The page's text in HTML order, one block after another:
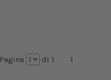
Pagina di 1 1